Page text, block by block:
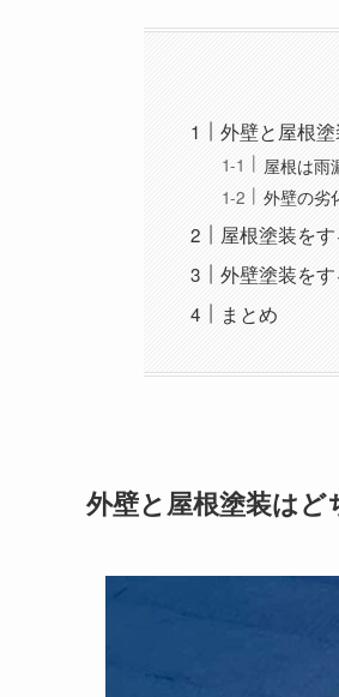
外壁と屋根
屋根は雨
外壁の劣
屋根塗装を
外壁塗装を
まとめ
外壁と屋根塗装はど